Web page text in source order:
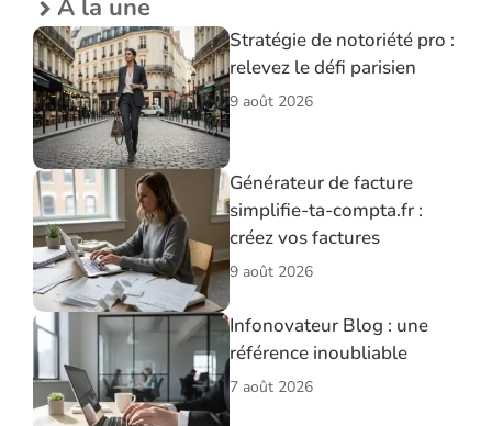
À la une
Stratégie de notoriété pro :
relevez le défi parisien
9 août 2026
Générateur de facture
simplifie-ta-compta.fr :
créez vos factures
9 août 2026
Infonovateur Blog : une
référence inoubliable
7 août 2026